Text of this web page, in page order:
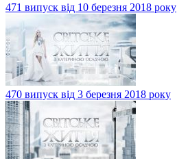
471 випуск від 10 березня 2018 року
470 випуск від 3 березня 2018 року